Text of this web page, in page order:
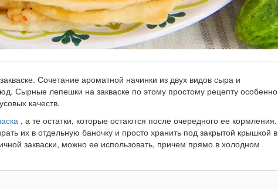
Сочетание ароматной начинки из двух видов сыра и
Сырные лепешки на закваске по этому простому рецепту особенно
качеств.
, а те остатки, которые остаются после очередного ее кормления.
их в отдельную баночку и просто хранить под закрытой крышкой в
закваски, можно ее использовать, причем прямо в холодном